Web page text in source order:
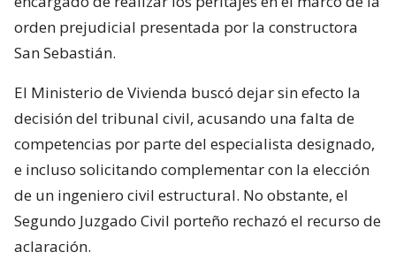
orden prejudicial presentada por la constructora
San Sebastián.
El Ministerio de Vivienda buscó dejar sin efecto la
decisión del tribunal civil, acusando una falta de
competencias por parte del especialista designado,
e incluso solicitando complementar con la elección
de un ingeniero civil estructural. No obstante, el
Segundo Juzgado Civil porteño rechazó el recurso de
aclaración.